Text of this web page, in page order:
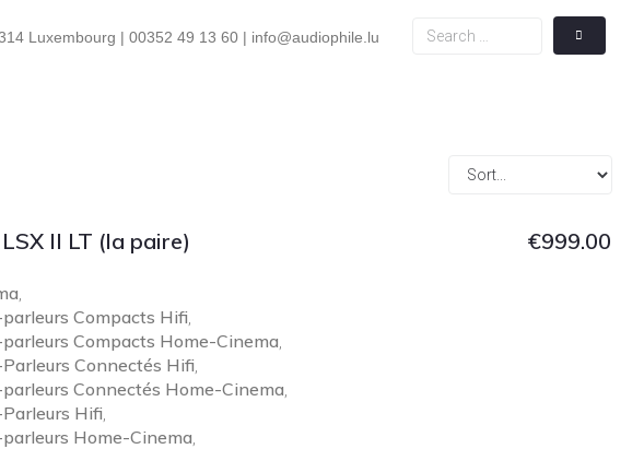
Luxembourg | 00352 49 13 60 | info@audiophile.lu
LSX II LT (la paire) €999.00
Compacts Hifi
Compacts Home-Cinema
Connectés Hifi
Connectés Home-Cinema
Hifi
Home-Cinema